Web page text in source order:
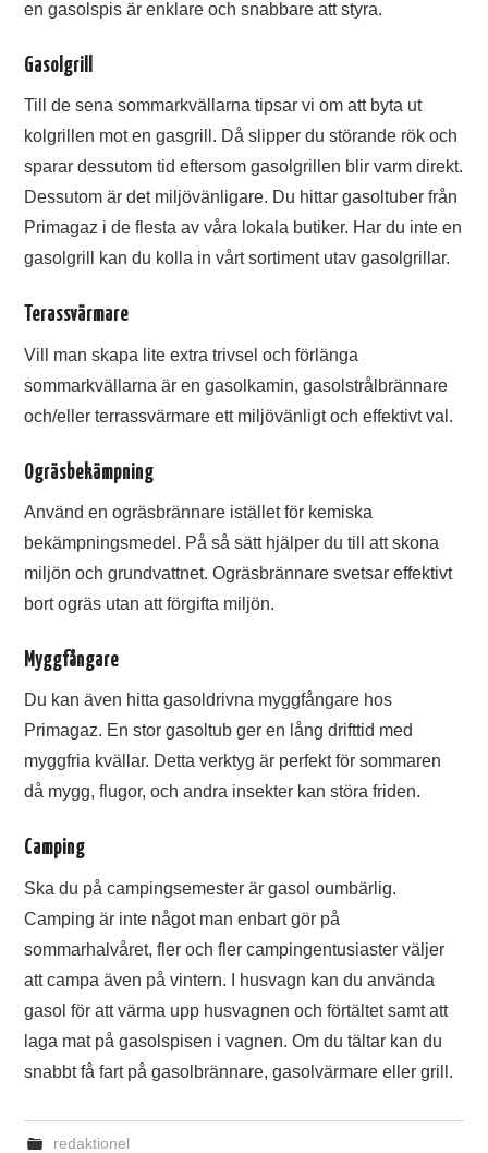
en gasolspis är enklare och snabbare att styra.
Gasolgrill
Till de sena sommarkvällarna tipsar vi om att byta ut
kolgrillen mot en gasgrill. Då slipper du störande rök och
sparar dessutom tid eftersom gasolgrillen blir varm direkt.
Dessutom är det miljövänligare. Du hittar gasoltuber från
Primagaz i de flesta av våra lokala butiker. Har du inte en
gasolgrill kan du kolla in vårt sortiment utav gasolgrillar.
Terassvärmare
Vill man skapa lite extra trivsel och förlänga
sommarkvällarna är en gasolkamin, gasolstrålbrännare
och/eller terrassvärmare ett miljövänligt och effektivt val.
Ogräsbekämpning
Använd en ogräsbrännare istället för kemiska
bekämpningsmedel. På så sätt hjälper du till att skona
miljön och grundvattnet. Ogräsbrännare svetsar effektivt
bort ogräs utan att förgifta miljön.
Myggfångare
Du kan även hitta gasoldrivna myggfångare hos
Primagaz. En stor gasoltub ger en lång drifttid med
myggfria kvällar. Detta verktyg är perfekt för sommaren
då mygg, flugor, och andra insekter kan störa friden.
Camping
Ska du på campingsemester är gasol oumbärlig.
Camping är inte något man enbart gör på
sommarhalvåret, fler och fler campingentusiaster väljer
att campa även på vintern. I husvagn kan du använda
gasol för att värma upp husvagnen och förtältet samt att
laga mat på gasolspisen i vagnen. Om du tältar kan du
snabbt få fart på gasolbrännare, gasolvärmare eller grill.
redaktionel